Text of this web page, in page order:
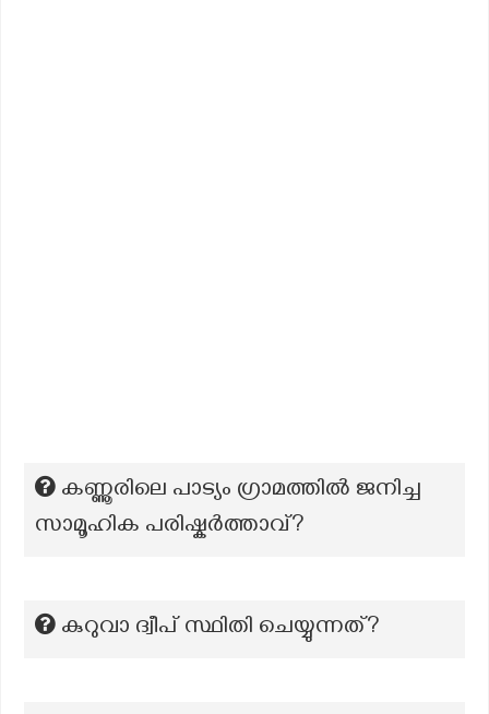
കണ്ണൂരിലെ പാട്യം ഗ്രാമത്തിൽ ജനിച്ച
സാമൂഹിക പരിഷ്കർത്താവ്?
കുറുവാ ദ്വീപ് സ്ഥിതി ചെയ്യുന്നത്?